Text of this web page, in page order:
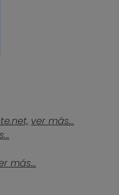
ver más...
más...